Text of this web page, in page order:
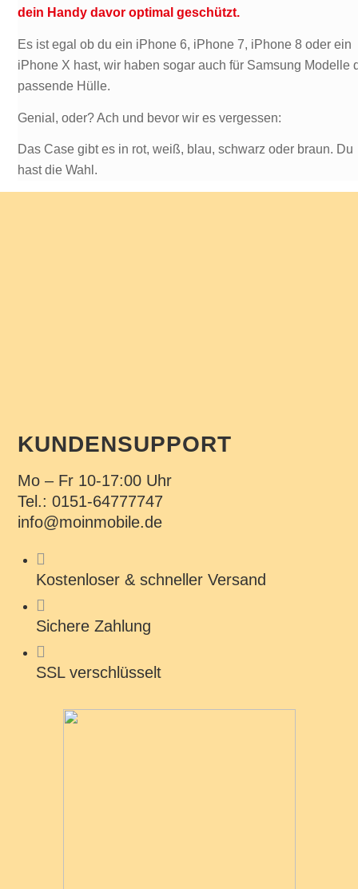
dein Handy davor optimal geschützt.
Es ist egal ob du ein iPhone 6, iPhone 7, iPhone 8 oder ein
iPhone X hast, wir haben sogar auch für Samsung Modelle
passende Hülle.
Genial, oder? Ach und bevor wir es vergessen:
Das Case gibt es in rot, weiß, blau, schwarz oder braun. Du
hast die Wahl.
KUNDENSUPPORT
Mo – Fr 10-17:00 Uhr
Tel.: 0151-64777747
info@moinmobile.de
Kostenloser & schneller Versand
Sichere Zahlung
SSL verschlüsselt